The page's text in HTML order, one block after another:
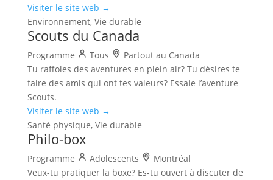
Visiter le site web →
Environnement, Vie durable
Scouts du Canada
Programme Tous
Partout au Canada
Tu raffoles des aventures en plein air? Tu désires te
faire des amis qui ont tes valeurs? Essaie l’aventure
Scouts.
Visiter le site web →
Santé physique, Vie durable
Philo-box
Programme Adolescents
Montréal
Veux-tu pratiquer la boxe? Es-tu ouvert à discuter de